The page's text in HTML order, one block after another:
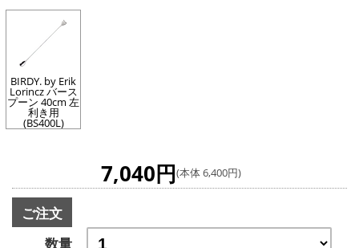
BIRDY. by Erik
Lorincz バース
プーン 40cm 左
利き用
(BS400L)
7,040円(本体 6,400円)
ご注文
数量